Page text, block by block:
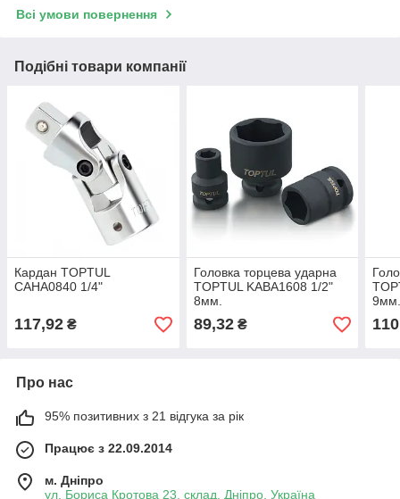
Всі умови повернення
Подібні товари компанії
Кардан TOPTUL
CAHA0840 1/4"
117,92 ₴
Головка торцева ударна
TOPTUL KABA1608 1/2"
8мм.
89,32₴
Про нас
95% позитивних з 21 відгука за рік
Працює з 22.09.2014
м. Дніпро
ул. Бориса Кротова 23, склад, Дніпро, Україна